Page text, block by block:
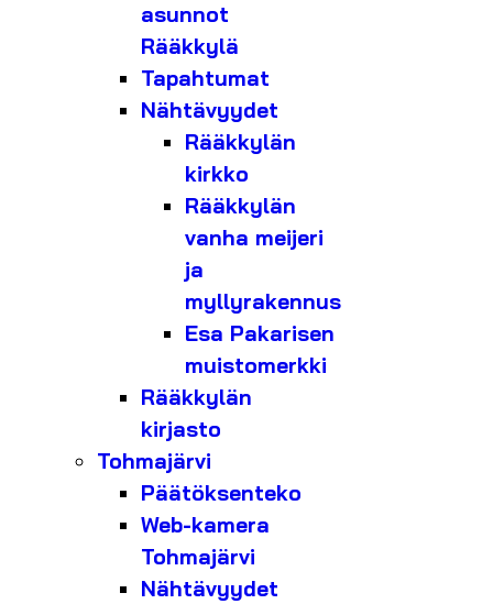
asunnot
Rääkkylä
Tapahtumat
Nähtävyydet
Rääkkylän
kirkko
Rääkkylän
vanha meijeri
ja
myllyrakennus
Esa Pakarisen
muistomerkki
Rääkkylän
kirjasto
Tohmajärvi
Päätöksenteko
Web-kamera
Tohmajärvi
Nähtävyydet